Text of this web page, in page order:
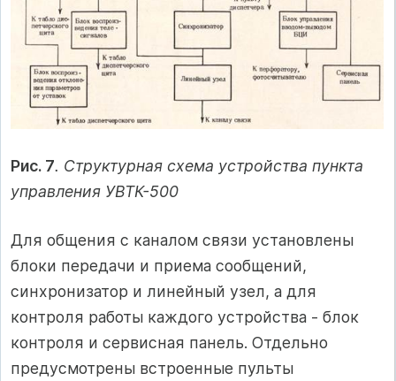
Рис. 7. Структурная схема устройства пункта
управления УВТК-500
Для общения с каналом связи установлены
блоки передачи и приема сообщений,
синхронизатор и линейный узел, а для
контроля работы каждого устройства - блок
контроля и сервисная панель. Отдельно
предусмотрены встроенные пульты